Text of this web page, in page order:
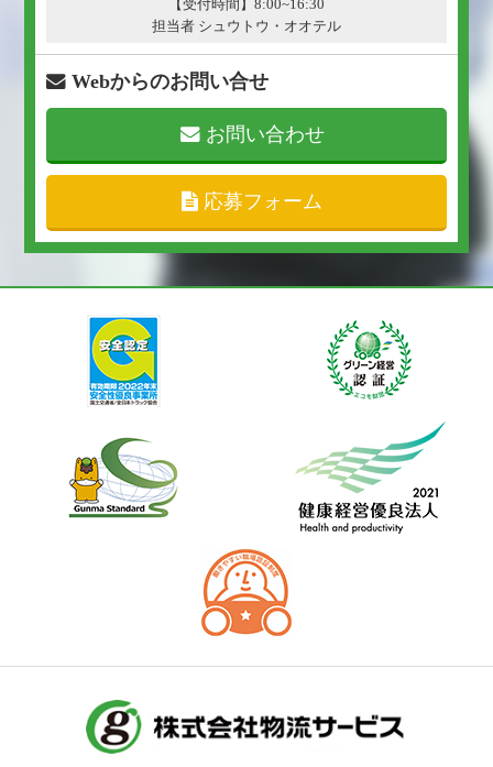
【受付時間】8:00~16:30
担当者 シュウトウ・オオテル
Webからのお問い合せ
お問い合わせ
応募フォーム